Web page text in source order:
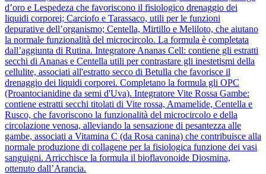
d’oro e Lespedeza che favoriscono il fisiologico drenaggio dei
liquidi corporei; Carciofo e Tarassaco, utili per le funzioni
depurative dell’organismo; Centella, Mirtillo e Meliloto, che aiutano
la normale funzionalità del microcircolo. La formula è completata
dall’aggiunta di Rutina. Integratore Ananas Cell: contiene gli estratti
secchi di Ananas e Centella utili per contrastare gli inestetismi della
cellulite, associati all'estratto secco di Betulla che favorisce il
drenaggio dei liquidi corporei. Completano la formula gli OPC
(Proantocianidine da semi d'Uva). Integratore Vite Rossa Gambe:
contiene estratti secchi titolati di Vite rossa, Amamelide, Centella e
Rusco, che favoriscono la funzionalità del microcircolo e della
circolazione venosa, alleviando la sensazione di pesantezza alle
gambe, associati a Vitamina C (da Rosa canina) che contribuisce alla
normale produzione di collagene per la fisiologica funzione dei vasi
sanguigni. Arricchisce la formula il bioflavonoide Diosmina,
ottenuto dall’Arancia.